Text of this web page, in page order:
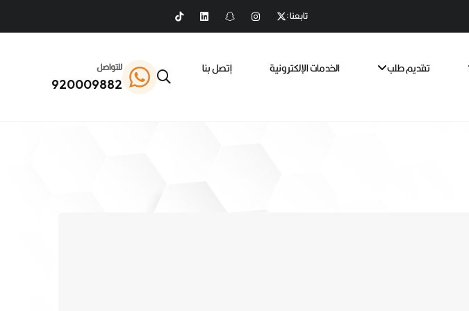
تابعنا :
تقديم طلب الخدمات الإلكترونية
إتصل بنا
للتواصل
920009882